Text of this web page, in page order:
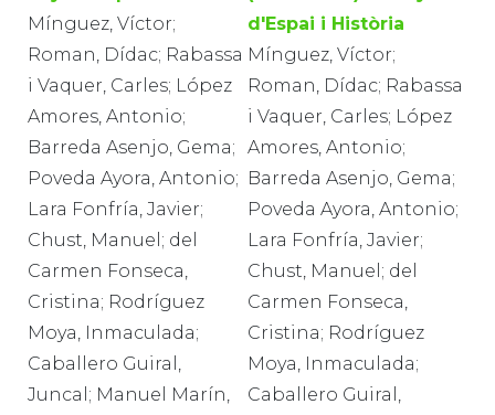
Mínguez, Víctor;
Roman, Dídac; Rabassa
i Vaquer, Carles; López
Amores, Antonio;
Barreda Asenjo, Gema;
Poveda Ayora, Antonio;
Lara Fonfría, Javier;
Chust, Manuel; del
Carmen Fonseca,
Cristina; Rodríguez
Moya, Inmaculada;
Caballero Guiral,
Juncal; Manuel Marín,
d'Espai i Història
Mínguez, Víctor;
Roman, Dídac; Rabassa
i Vaquer, Carles; López
Amores, Antonio;
Barreda Asenjo, Gema;
Poveda Ayora, Antonio;
Lara Fonfría, Javier;
Chust, Manuel; del
Carmen Fonseca,
Cristina; Rodríguez
Moya, Inmaculada;
Caballero Guiral,